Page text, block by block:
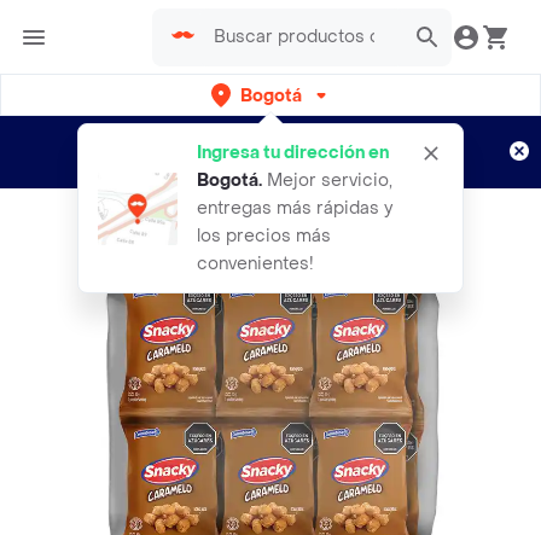
Bogotá
Ingresa tu dirección en
Bogotá. Mejor servicio,
entregas más rápidas y
los precios más
convenientes!
envíos gratis por semanas
Aplican TyC